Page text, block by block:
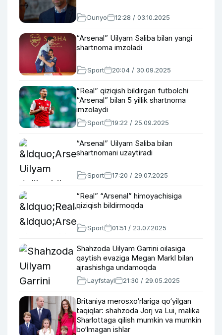
Dunyo 12:28 / 03.10.2025
“Arsenal” Uilyam Saliba bilan yangi
shartnoma imzoladi
Sport 20:04 / 30.09.2025
“Real” qiziqish bildirgan futbolchi
“Arsenal” bilan 5 yillik shartnoma
imzolaydi
Sport 19:22 / 25.09.2025
“Arsenal” Uilyam Saliba bilan
shartnomani uzaytiradi
Sport 17:20 / 29.07.2025
“Real” “Arsenal” himoyachisiga
qiziqish bildirmoqda
Sport 01:51 / 23.07.2025
Shahzoda Uilyam Garrini oilasiga
qaytish evaziga Megan Markl bilan
ajrashishga undamoqda
Layfstayl 21:30 / 29.05.2025
Britaniya merosxo‘rlariga qo‘yilgan
taqiqlar: shahzoda Jorj va Lui, malika
Sharlottaga qilish mumkin va mumkin
bo‘lmagan ishlar